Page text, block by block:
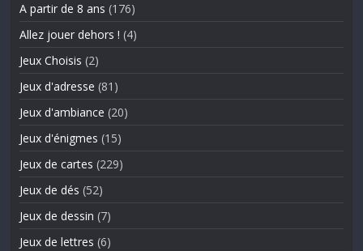
A partir de 8 ans (176)
Allez jouer dehors ! (4)
Jeux Choisis (2)
Jeux d'adresse (81)
Jeux d'ambiance (20)
Jeux d'énigmes (15)
Jeux de cartes (229)
Jeux de dés (52)
Jeux de dessin (7)
Jeux de lettres (6)